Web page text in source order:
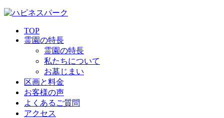
TOP
霊園の特長
霊園の特長
私たちについて
お墓じまい
区画と料金
お客様の声
よくあるご質問
アクセス